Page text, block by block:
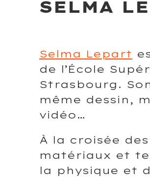
SELMA
Selma Lepart
de l’École
Strasbourg.
même dessin,
vidéo…
À la croisée
matériaux et
la physique et